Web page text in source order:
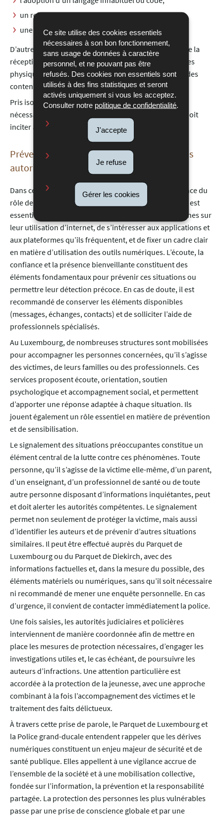
Ce site utilise des cookies essentiels
nécessaires à son bon fonctionnement,
sans usage de données à caractère
personnel, et ne pouvant pas être
refusés. Des cookies non essentiels sont
utilisés à des fins statistiques et seront
activés uniquement si vous les acceptez.
Consulter notre politique de confidentialité.
J'accepte
Je refuse
Gérer les cookies
un rejet de l’entourage ou encore
une dégradation des performances scolaires.
D’autres signes peuvent également apparaître, tels que la
réception de cadeaux inexpliqués, la présence de traces
physiques suspectes ou encore une fascination pour des
contenus violents.
Pris isolément, ces indices ne constituent pas
nécessairement une preuve, mais leur accumulation doit
inciter à la vigilance.
Prévention, signalement et mobilisation des
autorités
Dans ce contexte, les autorités insistent sur l’importance du
rôle des parents, des proches et des professionnels. Il est
essentiel de maintenir un dialogue ouvert avec les jeunes sur
leur utilisation d’internet, de s’intéresser aux applications et
aux plateformes qu’ils fréquentent, et de fixer un cadre clair
en matière d’utilisation des outils numériques. L’écoute, la
confiance et la présence bienveillante constituent des
éléments fondamentaux pour prévenir ces situations ou
permettre leur détection précoce. En cas de doute, il est
recommandé de conserver les éléments disponibles
(messages, échanges, contacts) et de solliciter l’aide de
professionnels spécialisés.
Au Luxembourg, de nombreuses structures sont mobilisées
pour accompagner les personnes concernées, qu’il s’agisse
des victimes, de leurs familles ou des professionnels. Ces
services proposent écoute, orientation, soutien
psychologique et accompagnement social, et permettent
d’apporter une réponse adaptée à chaque situation. Ils
jouent également un rôle essentiel en matière de prévention
et de sensibilisation.
Le signalement des situations préoccupantes constitue un
élément central de la lutte contre ces phénomènes. Toute
personne, qu’il s’agisse de la victime elle-même, d’un parent,
d’un enseignant, d’un professionnel de santé ou de toute
autre personne disposant d’informations inquiétantes, peut
et doit alerter les autorités compétentes. Le signalement
permet non seulement de protéger la victime, mais aussi
d’identifier les auteurs et de prévenir d’autres situations
similaires. Il peut être effectué auprès du Parquet de
Luxembourg ou du Parquet de Diekirch, avec des
informations factuelles et, dans la mesure du possible, des
éléments matériels ou numériques, sans qu’il soit nécessaire
ni recommandé de mener une enquête personnelle. En cas
d’urgence, il convient de contacter immédiatement la police.
Une fois saisies, les autorités judiciaires et policières
interviennent de manière coordonnée afin de mettre en
place les mesures de protection nécessaires, d’engager les
investigations utiles et, le cas échéant, de poursuivre les
auteurs d’infractions. Une attention particulière est
accordée à la protection de la jeunesse, avec une approche
combinant à la fois l’accompagnement des victimes et le
traitement des faits délictueux.
À travers cette prise de parole, le Parquet de Luxembourg et
la Police grand-ducale entendent rappeler que les dérives
numériques constituent un enjeu majeur de sécurité et de
santé publique. Elles appellent à une vigilance accrue de
l’ensemble de la société et à une mobilisation collective,
fondée sur l’information, la prévention et la responsabilité
partagée. La protection des personnes les plus vulnérables
passe par une prise de conscience globale et par une